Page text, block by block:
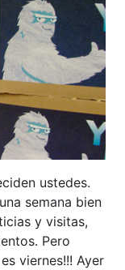
ustedes.
semana bien
y visitas,
Pero
viernes!!! Ayer